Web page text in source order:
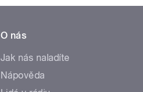
O nás
Jak nás naladíte
Nápověda